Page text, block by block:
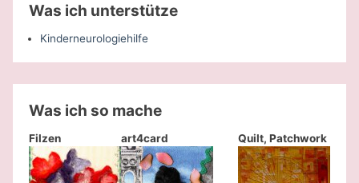
Was ich unterstütze
Kinderneurologiehilfe
Was ich so mache
Filzen Quilt, Patchwork
art4card